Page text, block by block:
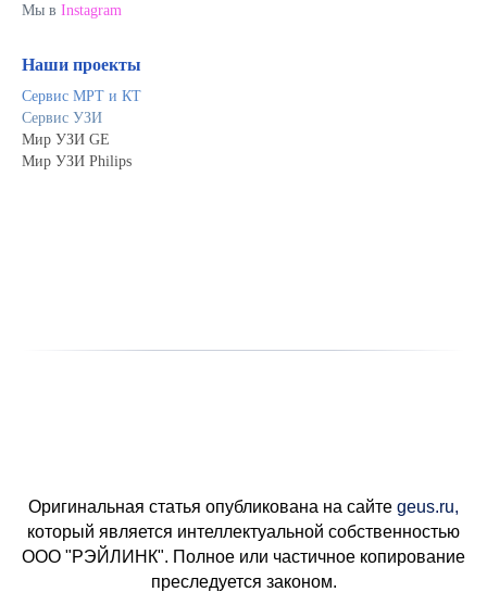
Мы в Instagram
Наши проекты
Сервис МРТ и КТ
Сервис УЗИ
Мир УЗИ GE
Мир УЗИ Philips
Оригинальная статья опубликована на сайте geus.ru,
который является интеллектуальной собственностью
ООО "РЭЙЛИНК". Полное или частичное копирование
преследуется законом.